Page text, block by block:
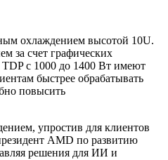
охлаждением высотой 10U.
за счет графических
c 1000 до 1400 Вт имеют
быстрее обрабатывать
повысить
упростив для клиентов
AMD по развитию
решения для ИИ и